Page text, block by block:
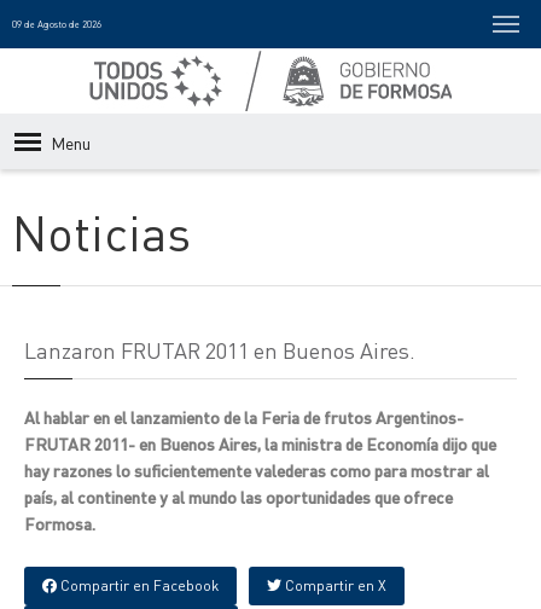
09 de Agosto de 2026
Menu
Noticias
Lanzaron FRUTAR 2011 en Buenos Aires.
Al hablar en el lanzamiento de la Feria de frutos Argentinos-
FRUTAR 2011- en Buenos Aires, la ministra de Economía dijo que
hay razones lo suficientemente valederas como para mostrar al
país, al continente y al mundo las oportunidades que ofrece
Formosa.
Compartir en Facebook Compartir en X